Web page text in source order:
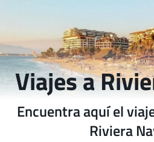
Viajes a
Encuentra aquí el
Riviera